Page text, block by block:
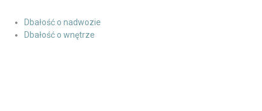
Dbałość o nadwozie
Dbałość o wnętrze